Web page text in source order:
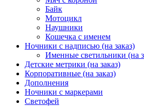
Байк
Мотоцикл
Наушники
Кошечка с именем
Ночники с надписью (на заказ)
Именные светильники (на
Детские метрики (на заказ)
Корпоративные (на заказ)
Дополнения
Ночники с маркерами
Светофей